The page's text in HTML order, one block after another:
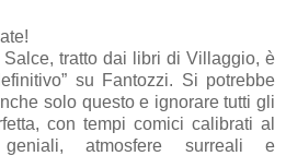
Salce, tratto dai libri di Villaggio, è
su Fantozzi. Si potrebbe
solo questo e ignorare tutti gli
con tempi comici calibrati al
geniali, atmosfere surreali e